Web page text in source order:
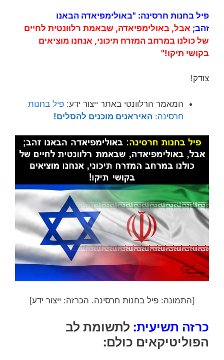
פיל בחנות חרסינה: "באולימפיאדה הבאנו
זהב; אבל, באולימפיאדה, שבאמת רלוונטית לחיים
של כולנו במרחב המזרח תיכוני, אנחנו מוציאים
בקושי תיקו!"
צודק!
המאמר הרלוונטי באתר ייצור ידע: פיל בחנות
חרסינה: האיראנים מוכנים להסלים!
[התמונה: פיל בחנות חרסינה. הכרזה: ייצור ידע]
כרזה תשיעית: לתשומת לב
הפוליטיקאים כולם: